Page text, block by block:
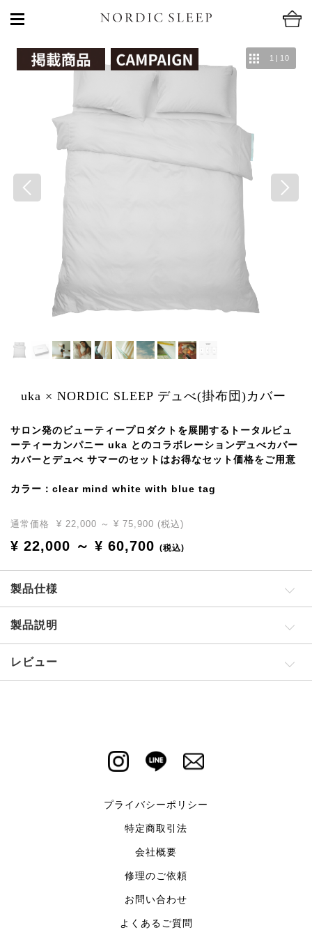
1 10
uka × NORDIC SLEEP デュべ(掛布団)カバー
サロン発のビューティープロダクトを展開するトータルビュ
ーティーカンパニー uka とのコラボレーションデュべカバー
カバーとデュべ サマーのセットはお得なセット価格をご用意
カラー：clear mind white with blue tag
通常価格 ¥ 22,000 ～ ¥ 75,900 (税込)
¥ 22,000 ～ ¥ 60,700 (税込)
製品仕様
製品説明
レビュー
プライバシーポリシー
特定商取引法
会社概要
修理のご依頼
お問い合わせ
よくあるご質問